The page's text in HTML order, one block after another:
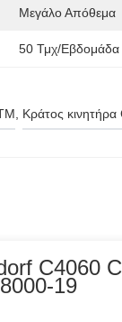
Μεγάλο Απόθεμα
50 Τμχ/εβδομάδα
Κράτος κινητήρα
C4060
19